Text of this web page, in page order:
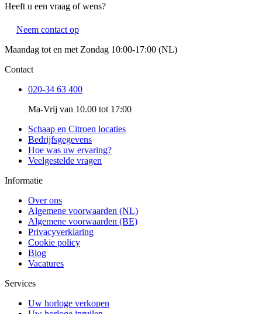
Heeft u een vraag of wens?
Neem contact op
Maandag tot en met Zondag 10:00-17:00 (NL)
Contact
020-34 63 400
Ma-Vrij van 10.00 tot 17:00
Schaap en Citroen locaties
Bedrijfsgegevens
Hoe was uw ervaring?
Veelgestelde vragen
Informatie
Over ons
Algemene voorwaarden (NL)
Algemene voorwaarden (BE)
Privacyverklaring
Cookie policy
Blog
Vacatures
Services
Uw horloge verkopen